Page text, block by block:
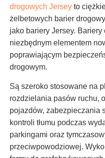
drogowych Jersey to
żelbetowych barier
jako bariery Jersey.
niezbędnym elementem
poprawiającym
drogowym.
Są szeroko stosowane na
rozdzielania pasów ruchu,
pojazdów, zabezpieczania
kontroli tłumu podczas
parkingami oraz
przeciwpowodziowej.